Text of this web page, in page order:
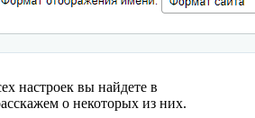
настроек вы найдете в
о некоторых из них.